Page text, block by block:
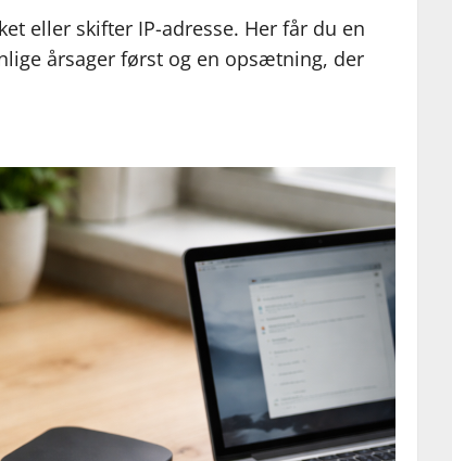
eller skifter IP-adresse. Her får du en
årsager først og en opsætning, der